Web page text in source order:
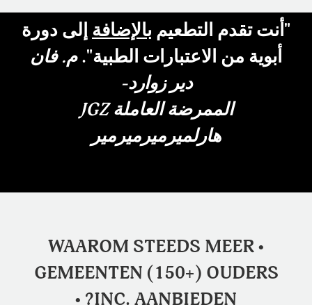
"أنت تقدم التطعيم بالإضافة إلى دورة
أبوية من الاعتبارات الطبية".م. فان
دير زوارد-
الممرضة العاملة JGZ
هارلميرميرميرمير
• WAAROM STEEDS MEER
GEMEENTEN (150+) OUDERS
INC. AANBIEDEN? •